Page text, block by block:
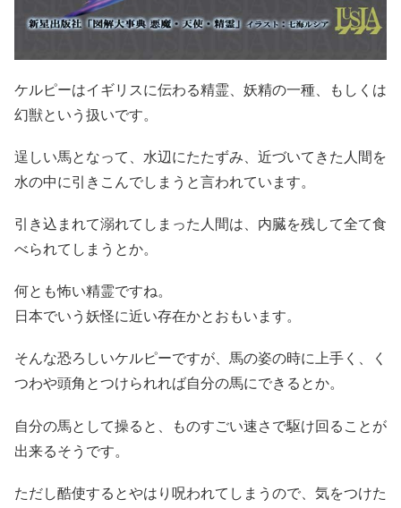
ケルピーはイギリスに伝わる精霊、妖精の一種、もしくは
幻獣という扱いです。
逞しい馬となって、水辺にたたずみ、近づいてきた人間を
水の中に引きこんでしまうと言われています。
引き込まれて溺れてしまった人間は、内臓を残して全て食
べられてしまうとか。
何とも怖い精霊ですね。
日本でいう妖怪に近い存在かとおもいます。
そんな恐ろしいケルピーですが、馬の姿の時に上手く、く
つわや頭角とつけられれば自分の馬にできるとか。
自分の馬として操ると、ものすごい速さで駆け回ることが
出来るそうです。
ただし酷使するとやはり呪われてしまうので、気をつけた